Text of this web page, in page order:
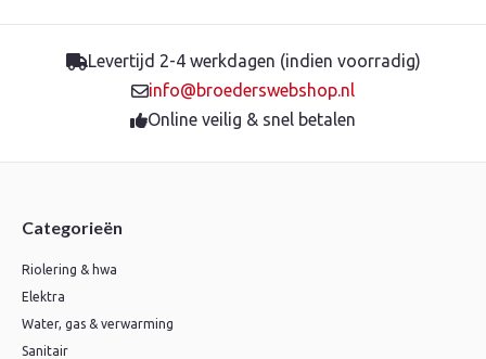
Levertijd 2-4 werkdagen (indien voorradig)
info@broederswebshop.nl
Online veilig & snel betalen
Categorieën
Riolering & hwa
Elektra
Water, gas & verwarming
Sanitair